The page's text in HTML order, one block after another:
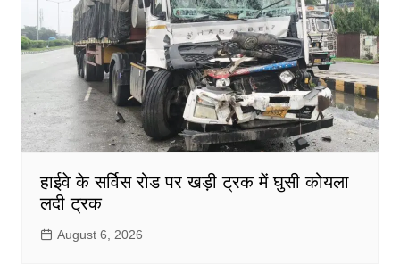
हाईवे के सर्विस रोड पर खड़ी ट्रक में घुसी कोयला
लदी ट्रक
August 6, 2026